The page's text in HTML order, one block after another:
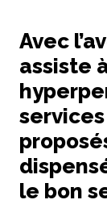
Avec
assiste
le bon